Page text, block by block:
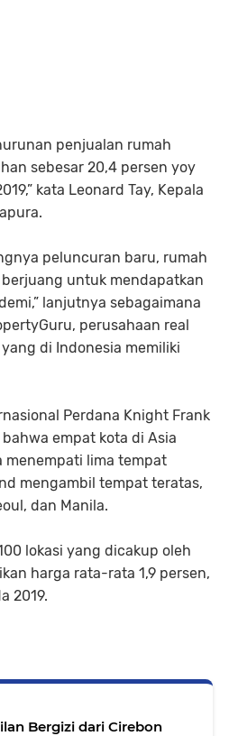
penjualan rumah
sebesar 20,4 persen yoy
kata Leonard Tay, Kepala
peluncuran baru, rumah
untuk mendapatkan
lanjutnya sebagaimana
perusahaan real
di Indonesia memiliki
Perdana Knight Frank
empat kota di Asia
menempati lima tempat
mengambil tempat teratas,
dan Manila.
lokasi yang dicakup oleh
harga rata-rata 1,9 persen,
2019.
Bergizi dari Cirebon